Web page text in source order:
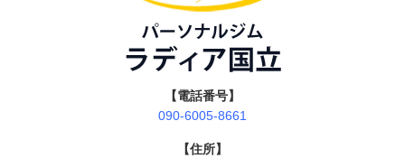
【電話番号】
090-6005-8661
【住所】